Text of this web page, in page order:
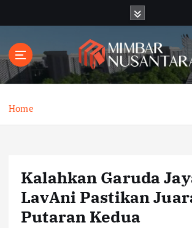
t
o
Home
Kalahkan Garuda
LavAni Pastikan
Putaran Kedua